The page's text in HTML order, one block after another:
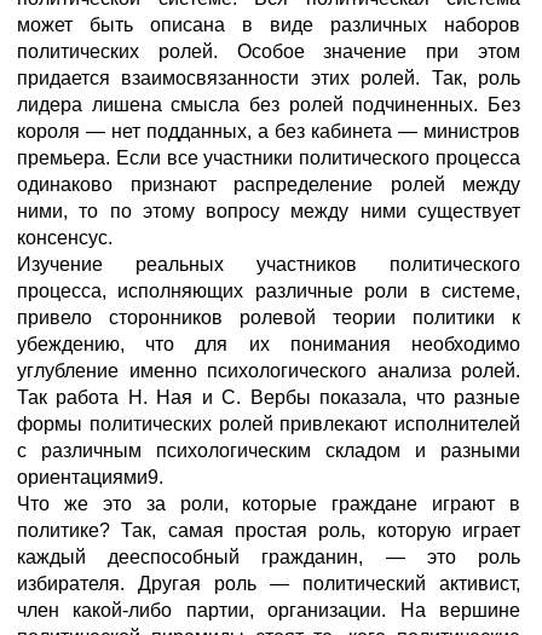
может быть описана в виде различных наборов
политических ролей. Особое значение при этом
придается взаимосвязанности этих ролей. Так, роль
лидера лишена смысла без ролей подчиненных. Без
короля — нет подданных, а без кабинета — министров
премьера. Если все участники политического процесса
одинаково признают распределение ролей между
ними, то по этому вопросу между ними существует
консенсус.
Изучение реальных участников политического
процесса, исполняющих различные роли в системе,
привело сторонников ролевой теории политики к
убеждению, что для их понимания необходимо
углубление именно психологического анализа ролей.
Так работа Н. Ная и С. Вербы показала, что разные
формы политических ролей привлекают исполнителей
с различным психологическим складом и разными
ориентациями9.
Что же это за роли, которые граждане играют в
политике? Так, самая простая роль, которую играет
каждый дееспособный гражданин, — это роль
избирателя. Другая роль — политический активист,
член какой-либо партии, организации. На вершине